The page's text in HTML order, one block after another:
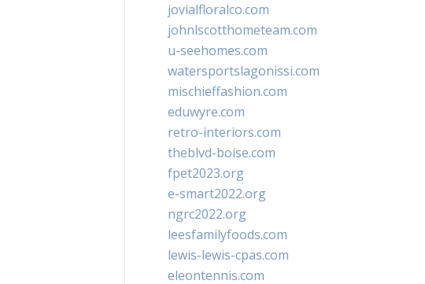
jovialfloralco.com
johnlscotthometeam.com
u-seehomes.com
watersportslagonissi.com
mischieffashion.com
eduwyre.com
retro-interiors.com
theblvd-boise.com
fpet2023.org
e-smart2022.org
ngrc2022.org
leesfamilyfoods.com
lewis-lewis-cpas.com
eleontennis.com